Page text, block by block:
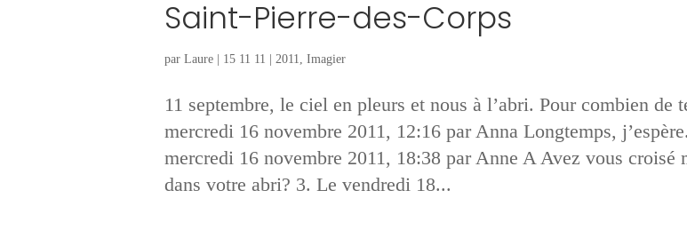
Saint-Pierre-des-Corps
par Laure| 15 11 11 2011, Imagier
11 septembre, le ciel en pleurs et nous à l’abri. Pour combien de
mercredi 16 novembre 2011, 12:16 par Anna Longtemps,
mercredi 16 novembre 2011, 18:38 par Anne A Avez vous croisé
dans votre abri? 3. Le vendredi 18...